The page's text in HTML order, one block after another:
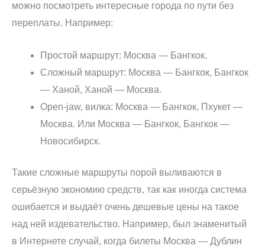
можно посмотреть интересные города по пути без
переплаты. Например:
Простой маршрут: Москва — Бангкок.
Сложный маршрут: Москва — Бангкок, Бангкок
— Ханой, Ханой — Москва.
Open-jaw, вилка: Москва — Бангкок, Пхукет —
Москва. Или Москва — Бангкок, Бангкок —
Новосибирск.
Такие сложные маршруты порой выливаются в
серьёзную экономию средств, так как иногда система
ошибается и выдаёт очень дешевые цены на такое
над ней издевательство. Например, был знаменитый
в Интернете случай, когда билеты Москва — Дублин